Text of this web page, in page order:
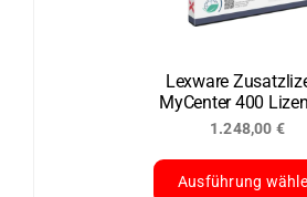
können
der
Produktseite
gewählt
werden
Lexware
MyCenter 400
1.248,00 €
Ausführung